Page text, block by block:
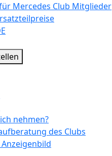
Mercedes Club Mitglieder
nehmen?
des Clubs